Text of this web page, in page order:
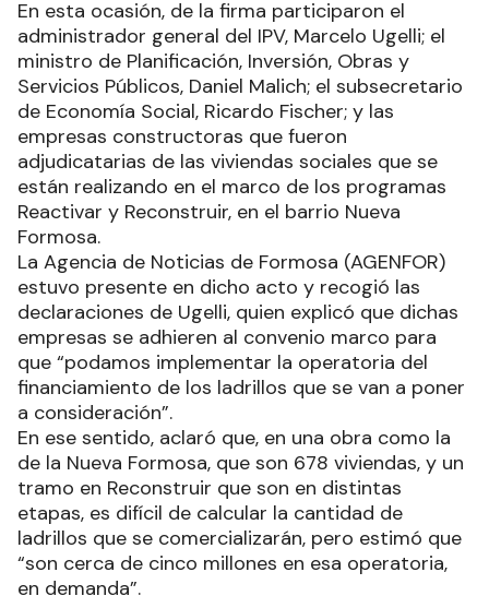
En esta ocasión, de la firma participaron el
administrador general del IPV, Marcelo Ugelli; el
ministro de Planificación, Inversión, Obras y
Servicios Públicos, Daniel Malich; el subsecretario
de Economía Social, Ricardo Fischer; y las
empresas constructoras que fueron
adjudicatarias de las viviendas sociales que se
están realizando en el marco de los programas
Reactivar y Reconstruir, en el barrio Nueva
Formosa.
La Agencia de Noticias de Formosa (AGENFOR)
estuvo presente en dicho acto y recogió las
declaraciones de Ugelli, quien explicó que dichas
empresas se adhieren al convenio marco para
que “podamos implementar la operatoria del
financiamiento de los ladrillos que se van a poner
a consideración”.
En ese sentido, aclaró que, en una obra como la
de la Nueva Formosa, que son 678 viviendas, y un
tramo en Reconstruir que son en distintas
etapas, es difícil de calcular la cantidad de
ladrillos que se comercializarán, pero estimó que
“son cerca de cinco millones en esa operatoria,
en demanda”.